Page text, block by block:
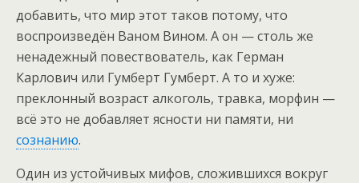
добавить, что мир этот таков потому, что
воспроизведён Ваном Вином. А он — столь же
ненадежный повествователь, как Герман
Карлович или Гумберт Гумберт. А то и хуже:
преклонный возраст алкоголь, травка, морфин —
всё это не добавляет ясности ни памяти, ни
сознанию.
Один из устойчивых мифов, сложившихся вокруг